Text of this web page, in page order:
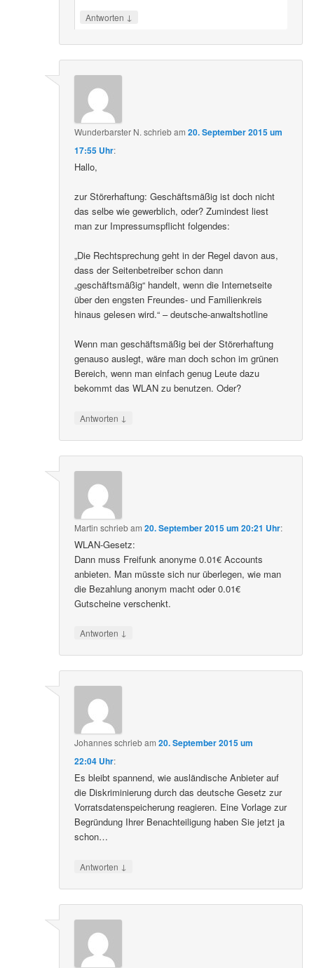
Antworten ↓
Wunderbarster N. schriebam20. September 2015 um
17:55 Uhr:
Hallo,
zur Störerhaftung: Geschäftsmäßig ist doch nicht
das selbe wie gewerblich, oder? Zumindest liest
man zur Impressumspflicht folgendes:
„Die Rechtsprechung geht in der Regel davon aus,
dass der Seitenbetreiber schon dann
„geschäftsmäßig“ handelt, wenn die Internetseite
über den engsten Freundes- und Familienkreis
hinaus gelesen wird.“ – deutsche-anwaltshotline
Wenn man geschäftsmäßig bei der Störerhaftung
genauso auslegt, wäre man doch schon im grünen
Bereich, wenn man einfach genug Leute dazu
bekommt das WLAN zu benutzen. Oder?
Antworten ↓
Martin schriebam20. September 2015 um 20:21 Uhr:
WLAN-Gesetz:
Dann muss Freifunk anonyme 0.01€ Accounts
anbieten. Man müsste sich nur überlegen, wie man
die Bezahlung anonym macht oder 0.01€
Gutscheine verschenkt.
Antworten ↓
Johannesschriebam20. September 2015 um
22:04 Uhr:
Es bleibt spannend, wie ausländische Anbieter auf
die Diskriminierung durch das deutsche Gesetz zur
Vorratsdatenspeicherung reagieren. Eine Vorlage zur
Begründung Ihrer Benachteiligung haben Sie jetzt ja
schon…
Antworten ↓